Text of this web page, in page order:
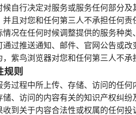
自行决定对服务或服务任何部分
且对您和任何第三人不承担任何责
况在任何时候调整提供的服务种
过推送通知、邮件、官网公告或
紫鸟浏览器对您和任何第三人不承
规则
过程中所上传、存储、访问的任
、访问的内容有关的知识产权纠
到关于内容合法性或权属的任何投